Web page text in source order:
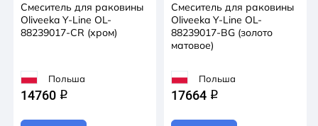
Смеситель для раковины
Oliveeka Y-Line OL-
88239017-CR (хром)
Польша
14760 q
Смеситель для раковины
Oliveeka Y-Line OL-
88239017-BG (золото
матовое)
Польша
17664 q